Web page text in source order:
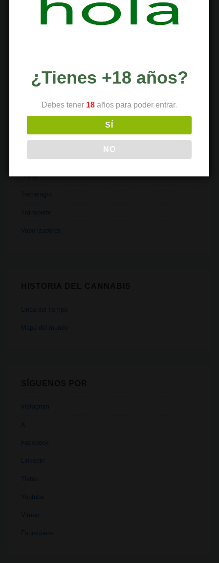
Institutos
Medicina
Parafernalia
Recetas
Religión
Salud
Tecnología
Transporte
Vaporizadores
Linea del tiempo
Mapa del mundo
Instagram
X
Facebook
Linkedin
Tiktok
Youtube
Vimeo
Foursquare
¿Tienes +18 años?
Debes tener 18 años para poder entrar.
SÍ
NO